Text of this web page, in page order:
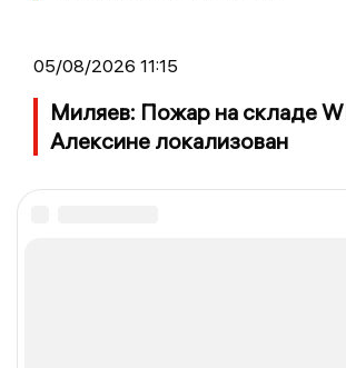
05/08/2026 11:15
Миляев: Пожар на складе
Алексине локализован